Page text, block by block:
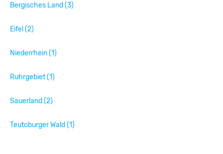
Bergisches Land (3)
Eifel (2)
Niederrhein (1)
Ruhrgebiet (1)
Sauerland (2)
Teutoburger Wald (1)